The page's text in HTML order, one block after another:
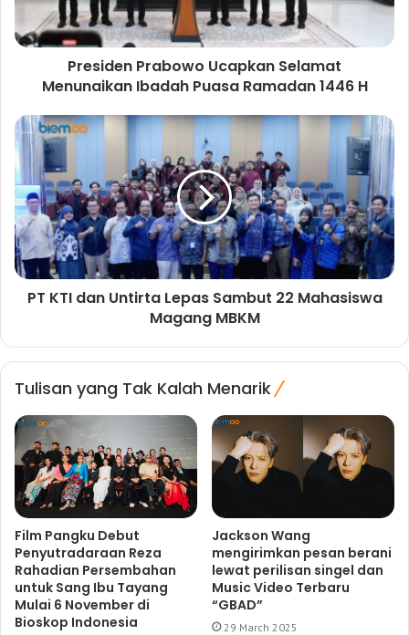
Presiden Prabowo Ucapkan Selamat
Menunaikan Ibadah Puasa Ramadan 1446 H
PT KTI dan Untirta Lepas Sambut 22 Mahasiswa
Magang MBKM
Tulisan yang Tak Kalah Menarik
Film Pangku Debut
Penyutradaraan Reza
Rahadian Persembahan
untuk Sang Ibu Tayang
Mulai 6 November di
Bioskop Indonesia
Jackson Wang
mengirimkan pesan berani
lewat perilisan singel dan
Music Video Terbaru
“GBAD”
29 March 2025